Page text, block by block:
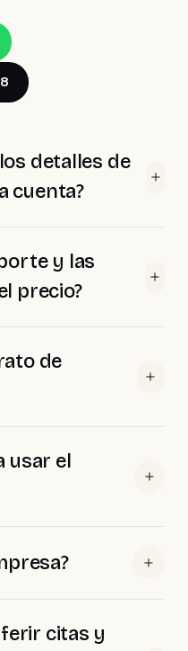
detalles de
cuenta?
y las
precio?
de
usar el
citas y